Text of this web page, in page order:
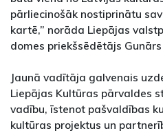
pārliecinošāk nostiprinātu
kartē,” norāda Liepājas
domes priekšsēdētājs
Jaunā vadītāja galvenais
Liepājas Kultūras pārvaldes
vadību, īstenot pašvaldības
kultūras projektus un